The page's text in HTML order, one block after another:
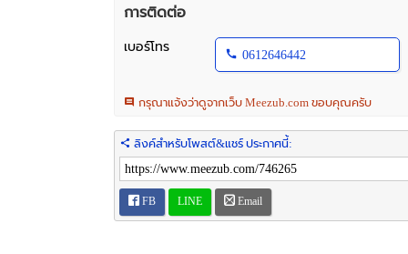
-คอนโดสูง 8 ชั้น
-พื้นที่ใช้สอย 41.61 ตร.ม.
-หน้ากว้าง 5 เมตร ลึก 8 เมตร
-1 ห้องน้ำ
-คอนโดมีระเบียงหลังห้อง
-ค่าส่วนกลาง 35 บ./ตร.ม.
-ทรัพย์หันหน้าไปทางทิศตะวันตก
ของแถม
การติดต่อ
เบอร์โทร
0612646442
กรุณาแจ้งว่าดูจากเว็บ Meezub.com ขอบคุณครับ
ลิงค์สำหรับโพสต์&แชร์ ประกาศนี้:
FB LINE Email